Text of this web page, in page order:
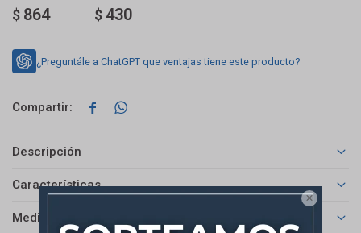

$ 864 $ 430
¿Preguntále a ChatGPT que ventajas tiene este producto?
 
Descripción
Características
Medios de pago